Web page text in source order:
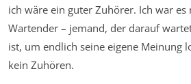
ich wäre ein guter Zuhörer. Ich war
Wartender – jemand, der darauf
ist, um endlich seine eigene Meinung
kein Zuhören.